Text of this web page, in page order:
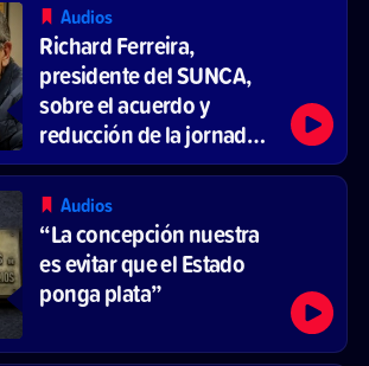
Audios
Richard Ferreira,
presidente del SUNCA,
sobre el acuerdo y
reducción de la jornada
laboral
Audios
“La concepción nuestra
es evitar que el Estado
ponga plata”